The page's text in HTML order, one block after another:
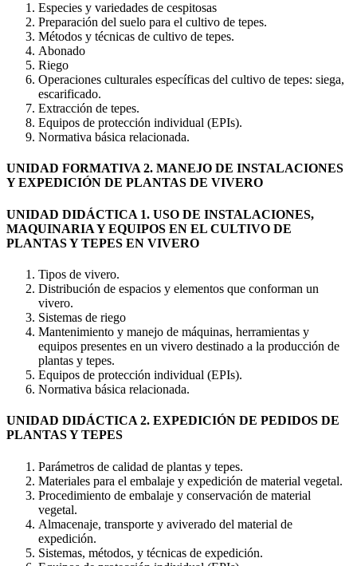
Especies y variedades de cespitosas
Preparación del suelo para el cultivo de tepes.
Métodos y técnicas de cultivo de tepes.
Abonado
Riego
Operaciones culturales específicas del cultivo de tepes: siega,
escarificado.
Extracción de tepes.
Equipos de protección individual (EPIs).
Normativa básica relacionada.
UNIDAD FORMATIVA 2. MANEJO DE INSTALACIONES
Y EXPEDICIÓN DE PLANTAS DE VIVERO
UNIDAD DIDÁCTICA 1. USO DE INSTALACIONES,
MAQUINARIA Y EQUIPOS EN EL CULTIVO DE
PLANTAS Y TEPES EN VIVERO
Tipos de vivero.
Distribución de espacios y elementos que conforman un
vivero.
Sistemas de riego
Mantenimiento y manejo de máquinas, herramientas y
equipos presentes en un vivero destinado a la producción de
plantas y tepes.
Equipos de protección individual (EPIs).
Normativa básica relacionada.
UNIDAD DIDÁCTICA 2. EXPEDICIÓN DE PEDIDOS DE
PLANTAS Y TEPES
Parámetros de calidad de plantas y tepes.
Materiales para el embalaje y expedición de material vegetal.
Procedimiento de embalaje y conservación de material
vegetal.
Almacenaje, transporte y aviverado del material de
expedición.
Sistemas, métodos, y técnicas de expedición.